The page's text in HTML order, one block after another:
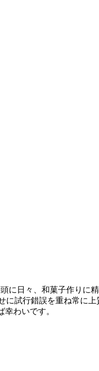
に日々、和菓子作りに
試行錯誤を重ね常に
わいです。